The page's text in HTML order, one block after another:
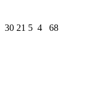
30 21 5 4 68